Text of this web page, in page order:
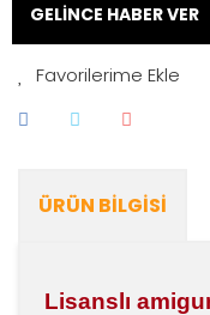
GELİNCE HABER VER
ÜRÜN BILGISI
Lisanslı